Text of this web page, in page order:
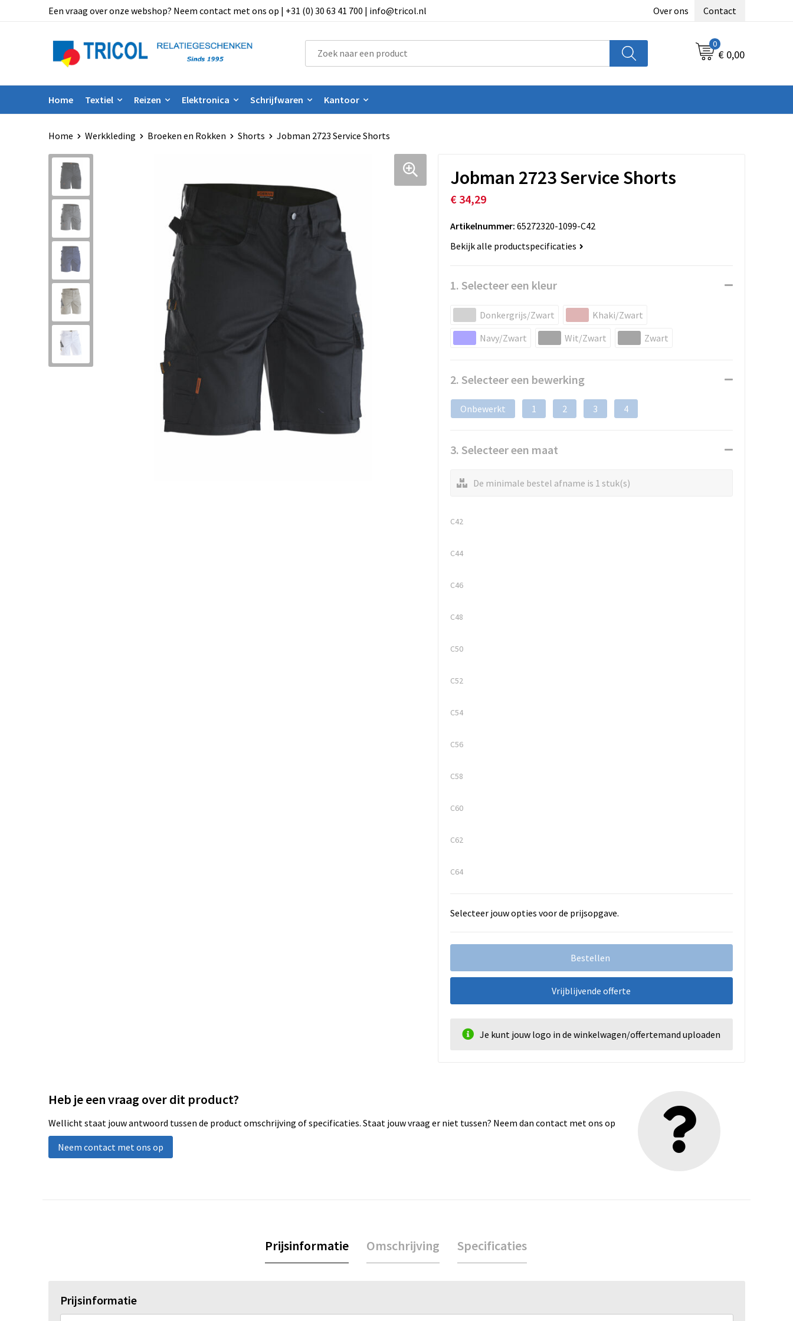
Een vraag over onze webshop? Neem contact met ons op | +31 (0) 30 63 41 700 | info@tricol.nl Over ons Contact
0
€ 0,00
Home Textiel Reizen Elektronica Schrijfwaren Kantoor
Home Werkkleding Broeken en Rokken Shorts Jobman 2723 Service Shorts
Jobman 2723 Service Shorts
€ 34,29
Artikelnummer: 65272320-1099-C42
Bekijk alle productspecificaties
1. Selecteer een kleur
Donkergrijs/Zwart
Khaki/Zwart
Navy/Zwart
Wit/Zwart Zwart
2. Selecteer een bewerking
Onbewerkt 1 2 3 4
3. Selecteer een maat
De minimale bestel afname is 1 stuk(s)
C42
C44
C46
C48
C50
C52
C54
C56
C58
C60
C62
C64
Selecteer jouw opties voor de prijsopgave.
Bestellen
Vrijblijvende offerte
Je kunt jouw logo in de winkelwagen/offertemand uploaden
Heb je een vraag over dit product?
Wellicht staat jouw antwoord tussen de product omschrijving of specificaties. Staat jouw vraag er niet tussen? Neem dan contact met ons op
Neem contact met ons op
Prijsinformatie Omschrijving Specificaties
Prijsinformatie